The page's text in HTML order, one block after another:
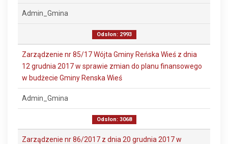
Admin_Gmina
Odsłon: 2993
Zarządzenie nr 85/17 Wójta Gminy Reńska Wieś z dnia
12 grudnia 2017 w sprawie zmian do planu finansowego
w budżecie Gminy Renska Wieś
Admin_Gmina
Odsłon: 3068
Zarządzenie nr 86/2017 z dnia 20 grudnia 2017 w